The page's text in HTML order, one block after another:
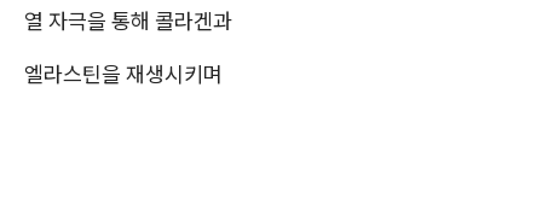
열 자극을 통해 콜라겐과
엘라스틴을 재생시키며